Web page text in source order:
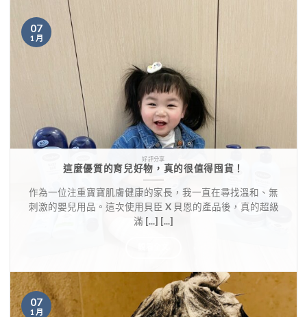
好評分享
這麼優質的育兒好物，真的很值得囤貨！
作為一位注重寶寶肌膚健康的家長，我一直在尋找溫和、無
刺激的嬰兒用品。這次使用貝臣 X 貝恩的產品後，真的超級
滿 [...] [...]
07
1 月
07
1 月